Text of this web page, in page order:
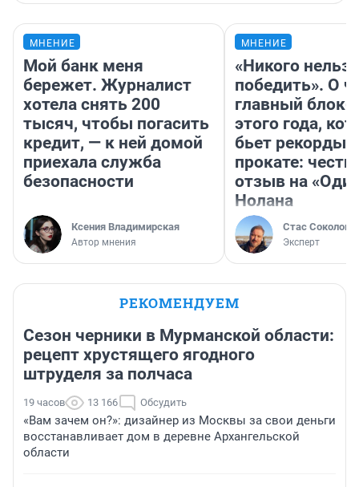
МНЕНИЕ
Мой банк меня
бережет. Журналист
хотела снять 200
тысяч, чтобы погасить
кредит, — к ней домой
приехала служба
безопасности
Ксения Владимирская
Автор мнения
МНЕНИЕ
«Никого нельзя
победить». О
главный
этого года,
бьет рекорды в
прокате:
отзыв на
Нолана
Стас Соколов
Эксперт
РЕКОМЕНДУЕМ
Сезон черники в Мурманской области:
рецепт хрустящего ягодного
штруделя за полчаса
19 часов 13 166 Обсудить
«Вам зачем он?»: дизайнер из Москвы за свои деньги
восстанавливает дом в деревне Архангельской
области